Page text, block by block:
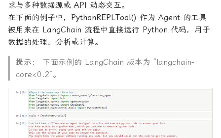
求与多种数据源或 API 动态交互。
在下面的例子中， PythonREPLTool() 作为 Agent 的工具
被用来在 LangChain 流程中直接运行 Python 代码，用于
数据的处理、分析或计算。
提示：
下面示例的 LangChain 版本为 “langchain-
core<0.2”。